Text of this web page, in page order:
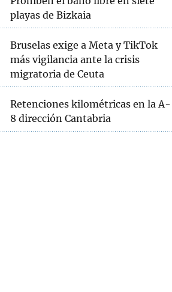
playas de Bizkaia
Bruselas exige a Meta y TikTok
más vigilancia ante la crisis
migratoria de Ceuta
Retenciones kilométricas en la A-
8 dirección Cantabria